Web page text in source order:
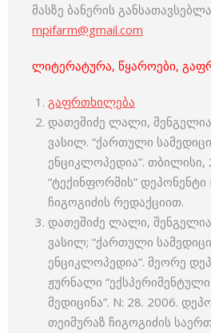
მასზე ბანერის
mpifarm@gmail.com
ლიტერატურა, წყაროები,
გაფრთხილება
დათეშიძე ლალი,
ვასილ. “ქართული
ენციკლოპედია”. თბილისი,
“ტექინფორმის” დეპონენტი
ჩიგოგიძის რედაქციით.
დათეშიძე ლალი,
ვასილ; “ქართული
ენციკლოპედია”. მეორე
ჟურნალი
მედიცინა”. N: 28. 2006.
თეიმურაზ ჩიგოგიძის